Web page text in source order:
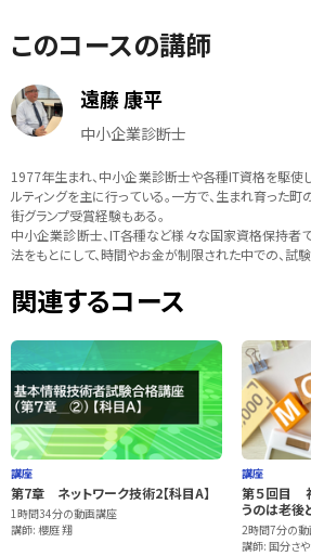
このコースの講師
遠藤 康平
中小企業診断士
1977年生まれ、中小企業診断士や各種IT資格を駆使
ルティングを主に行っている。一方で、生まれ育った
街グランプ受賞経験もある。
中小企業診断士、IT各種など様々な国家資格保持者
法をもとにして、時間やお金が制限された中での、試
関連するコース
講座
第7章 ネットワーク技術2【科目A】
1時間34分の動画講座
講師: 櫻庭 翔
講座
第５回目
うのは老後
2時間7分の
講師: 国分さ